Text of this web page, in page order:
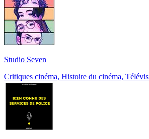
Studio Seven
Critiques cinéma, Histoire du cinéma,